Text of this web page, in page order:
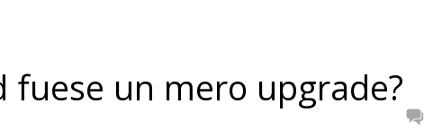
fuese un mero upgrade?